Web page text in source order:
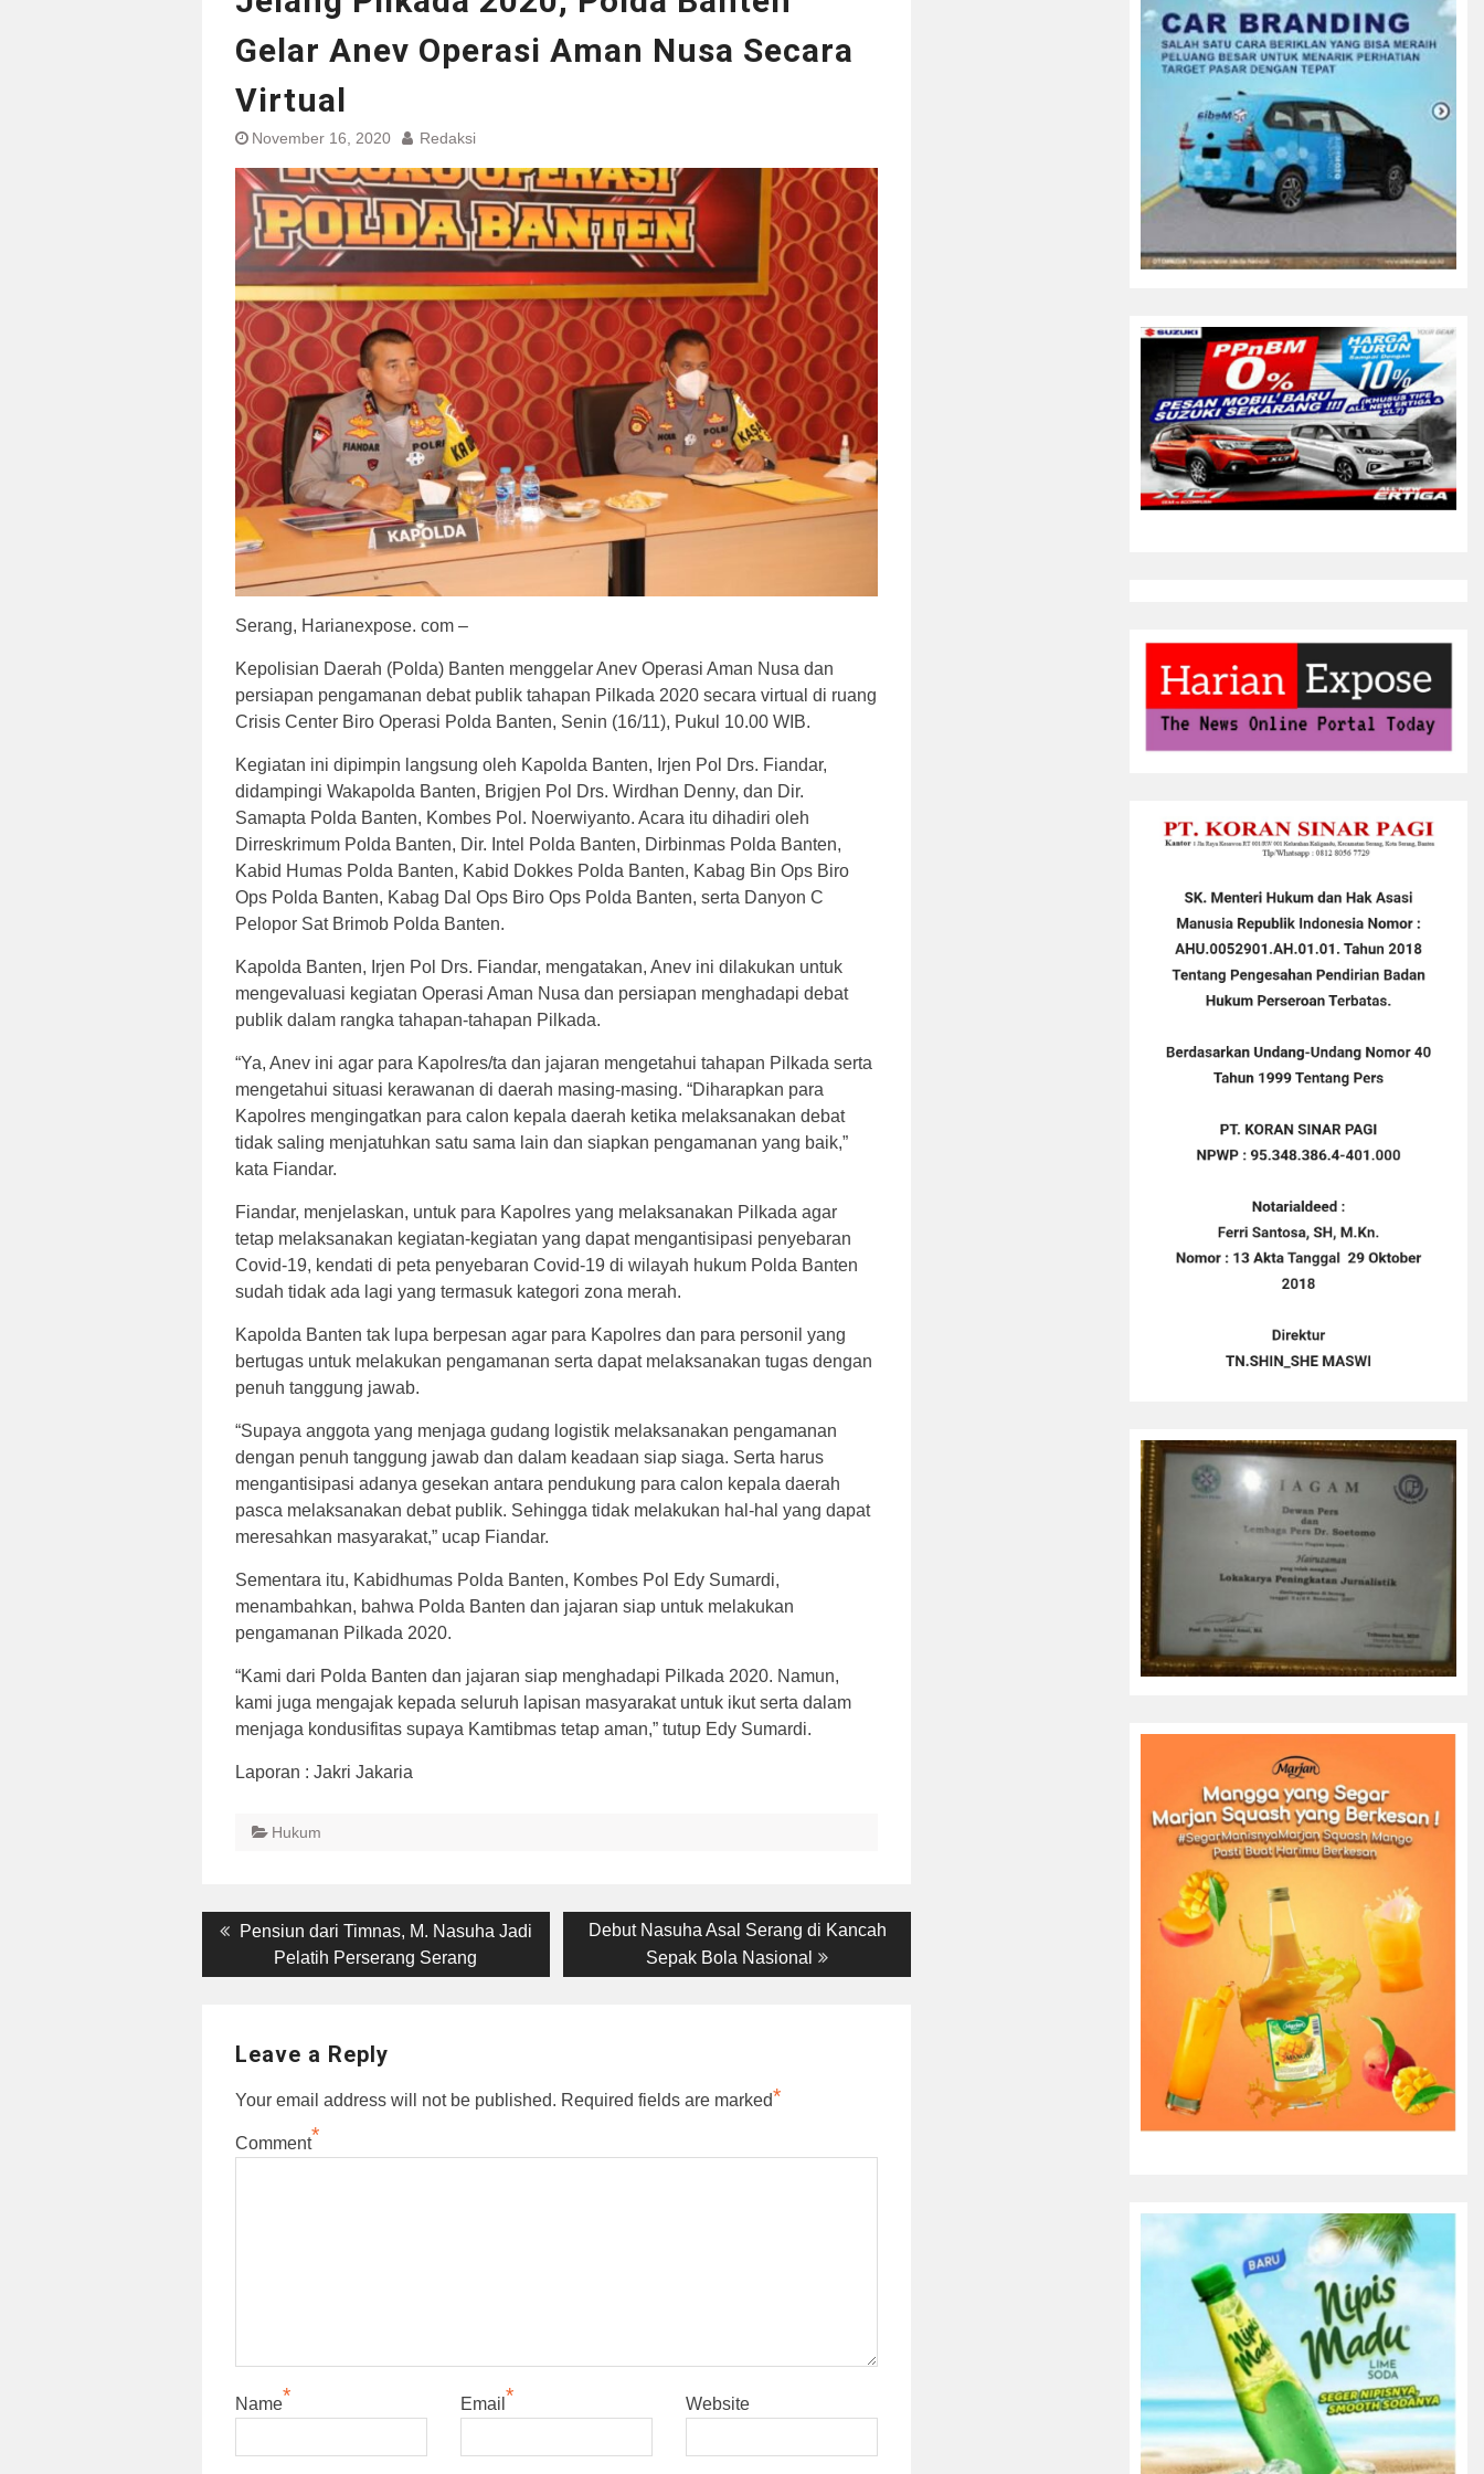
Gelar Anev Operasi Aman Nusa Secara
Virtual
November 16, 2020 Redaksi
Serang, Harianexpose. com –
Kepolisian Daerah (Polda) Banten menggelar Anev Operasi Aman Nusa dan
persiapan pengamanan debat publik tahapan Pilkada 2020 secara virtual di ruang
Crisis Center Biro Operasi Polda Banten, Senin (16/11), Pukul 10.00 WIB.
Kegiatan ini dipimpin langsung oleh Kapolda Banten, Irjen Pol Drs. Fiandar,
didampingi Wakapolda Banten, Brigjen Pol Drs. Wirdhan Denny, dan Dir.
Samapta Polda Banten, Kombes Pol. Noerwiyanto. Acara itu dihadiri oleh
Dirreskrimum Polda Banten, Dir. Intel Polda Banten, Dirbinmas Polda Banten,
Kabid Humas Polda Banten, Kabid Dokkes Polda Banten, Kabag Bin Ops Biro
Ops Polda Banten, Kabag Dal Ops Biro Ops Polda Banten, serta Danyon C
Pelopor Sat Brimob Polda Banten.
Kapolda Banten, Irjen Pol Drs. Fiandar, mengatakan, Anev ini dilakukan untuk
mengevaluasi kegiatan Operasi Aman Nusa dan persiapan menghadapi debat
publik dalam rangka tahapan-tahapan Pilkada.
“Ya, Anev ini agar para Kapolres/ta dan jajaran mengetahui tahapan Pilkada serta
mengetahui situasi kerawanan di daerah masing-masing. “Diharapkan para
Kapolres mengingatkan para calon kepala daerah ketika melaksanakan debat
tidak saling menjatuhkan satu sama lain dan siapkan pengamanan yang baik,”
kata Fiandar.
Fiandar, menjelaskan, untuk para Kapolres yang melaksanakan Pilkada agar
tetap melaksanakan kegiatan-kegiatan yang dapat mengantisipasi penyebaran
Covid-19, kendati di peta penyebaran Covid-19 di wilayah hukum Polda Banten
sudah tidak ada lagi yang termasuk kategori zona merah.
Kapolda Banten tak lupa berpesan agar para Kapolres dan para personil yang
bertugas untuk melakukan pengamanan serta dapat melaksanakan tugas dengan
penuh tanggung jawab.
“Supaya anggota yang menjaga gudang logistik melaksanakan pengamanan
dengan penuh tanggung jawab dan dalam keadaan siap siaga. Serta harus
mengantisipasi adanya gesekan antara pendukung para calon kepala daerah
pasca melaksanakan debat publik. Sehingga tidak melakukan hal-hal yang dapat
meresahkan masyarakat,” ucap Fiandar.
Sementara itu, Kabidhumas Polda Banten, Kombes Pol Edy Sumardi,
menambahkan, bahwa Polda Banten dan jajaran siap untuk melakukan
pengamanan Pilkada 2020.
“Kami dari Polda Banten dan jajaran siap menghadapi Pilkada 2020. Namun,
kami juga mengajak kepada seluruh lapisan masyarakat untuk ikut serta dalam
menjaga kondusifitas supaya Kamtibmas tetap aman,” tutup Edy Sumardi.
Laporan : Jakri Jakaria
Hukum
Post
navigation
Previous
post:
Pensiun dari Timnas, M. Nasuha Jadi
Pelatih Perserang Serang
Next
Debut Nasuha Asal Serang di Kancah
Sepak Bola Nasional
Leave a Reply
Your email address will not be published. Required fields are marked*
Comment*
Name* Email * Website